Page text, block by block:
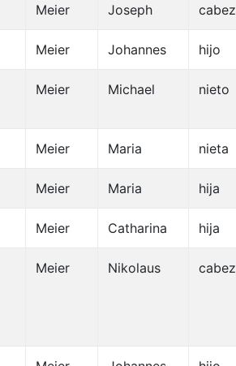
Meier Joseph
Meier Johannes hijo
Meier Michael nieto
Meier Maria nieta
Meier Maria hija
Meier Catharina hija
Meier Nikolaus